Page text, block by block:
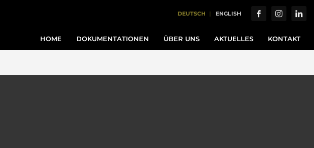
DEUTSCH ENGLISH
HOME DOKUMENTATIONEN ÜBER UNS AKTUELLES KONTAKT